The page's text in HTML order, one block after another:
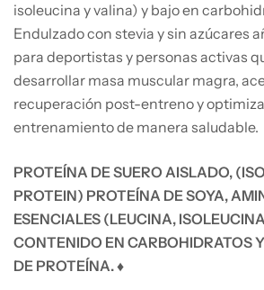
isoleucina y valina) y bajo en
Endulzado con stevia y sin azúcares
para deportistas y personas activas
desarrollar masa muscular magra,
recuperación post-entreno y
entrenamiento de manera saludable.
PROTEÍNA DE SUERO AISLADO,
PROTEIN) PROTEÍNA DE SOYA,
ESENCIALES (LEUCINA,
CONTENIDO EN CARBOHIDRATOS
DE PROTEÍNA. ♦